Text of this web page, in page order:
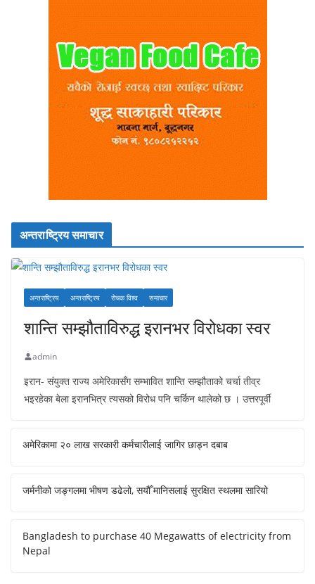
अन्तराष्ट्रिय समाचार
अन्तराष्ट्रिय अन्तराष्ट्रिय रोचक विश्व समाचार
शान्ति सम्झौताविरुद्ध इरानभर विरोधका स्वर
admin
इरान- संयुक्त राज्य अमेरिकासँग सम्भावित शान्ति सम्झौताको चर्चा तीव्र
भइरहेका बेला इरानभित्र त्यसको विरोध पनि चर्किन थालेको छ । उत्तरपूर्वी
अमेरिकामा २० लाख सरकारी कर्मचारीलाई जागिर छाड्न दबाब
जर्मनीको जङ्गलमा भीषण डढेलो, सयौँ मानिसलाई सुरक्षित स्थलमा सारियो
Bangladesh to purchase 40 Megawatts of electricity from
Nepal